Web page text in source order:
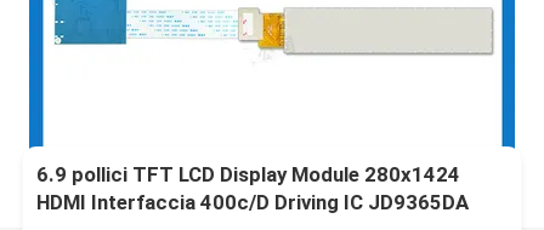
6.9 pollici TFT LCD Display Module 280x1424
HDMI Interfaccia 400c/D Driving IC JD9365DA